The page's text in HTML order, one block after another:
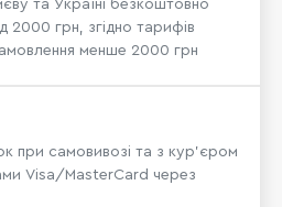
та Україні безкоштовно
2000 грн, згідно тарифів
менше 2000 грн
при самовивозі та з кур’єром
Visa/MasterCard через